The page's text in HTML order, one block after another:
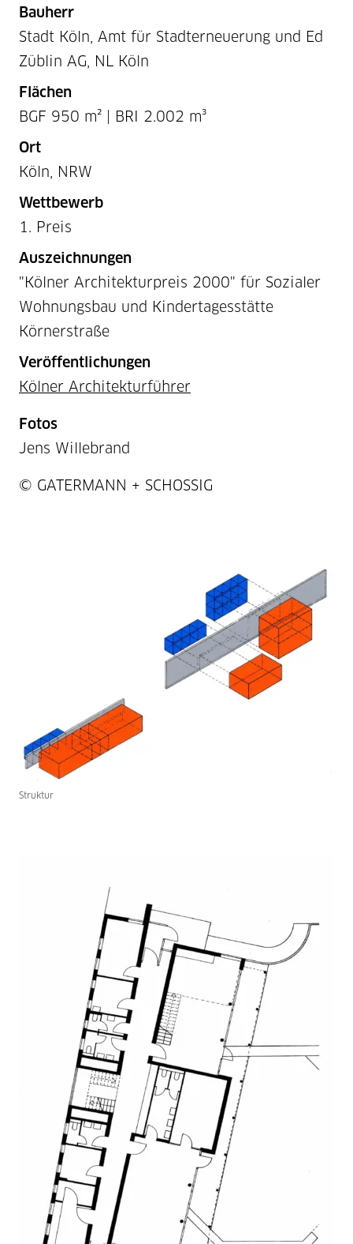
Bauherr
Stadt Köln, Amt für Stadterneuerung und Ed
Züblin AG, NL Köln
Flächen
BGF 950 m² | BRI 2.002 m³
Ort
Köln, NRW
Wettbewerb
1. Preis
Auszeichnungen
"Kölner Architekturpreis 2000" für Sozialer
Wohnungsbau und Kindertagesstätte
Körnerstraße
Veröffentlichungen
Kölner Architekturführer
Fotos
Jens Willebrand
Projektnummer / Copyright
© GATERMANN + SCHOSSIG
Struktur